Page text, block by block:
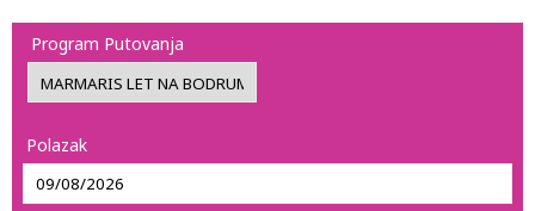
Program Putovanja
Polazak